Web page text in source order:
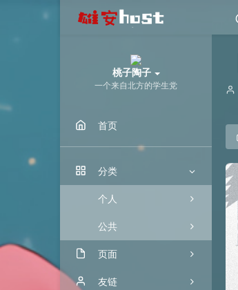
桃子陶子
一个来自北方的学生党
首页
分类
个人
公共
页面
归档友链